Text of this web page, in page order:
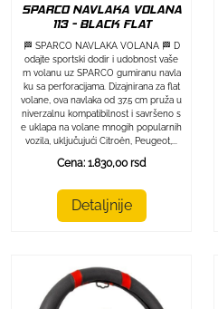
SPARCO NAVLAKA VOLANA
113 - BLACK FLAT
🏁 SPARCO NAVLAKA VOLANA 🏁 D
odajte sportski dodir i udobnost vaše
m volanu uz SPARCO gumiranu navla
ku sa perforacijama. Dizajnirana za flat
volane, ova navlaka od 37.5 cm pruža u
niverzalnu kompatibilnost i savršeno s
e uklapa na volane mnogih popularnih
vozila, uključujući Citroën, Peugeot,...
Cena: 1.830,00 rsd
Detaljnije